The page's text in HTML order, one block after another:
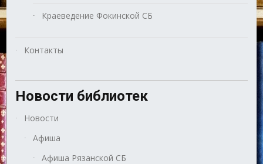
Краеведение Фокинской СБ
Контакты
Новости библиотек
Новости
Афиша
Афиша Рязанской СБ